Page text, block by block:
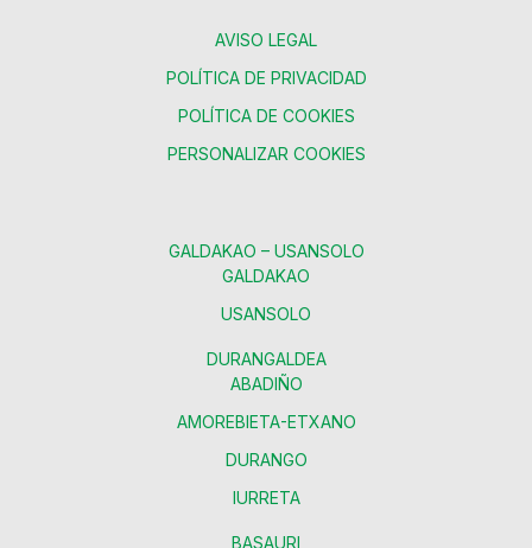
AVISO LEGAL
POLÍTICA DE PRIVACIDAD
POLÍTICA DE COOKIES
PERSONALIZAR COOKIES
GALDAKAO – USANSOLO
GALDAKAO
USANSOLO
DURANGALDEA
ABADIÑO
AMOREBIETA-ETXANO
DURANGO
IURRETA
BASAURI